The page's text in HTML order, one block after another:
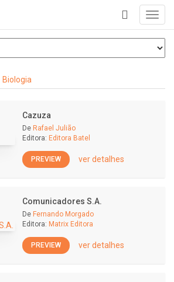
+
Biologia
Cazuza
De Rafael Julião
Editora: Editora Batel
PREVIEW ver detalhes
Comunicadores S.A.
De Fernando Morgado
Editora: Matrix Editora
PREVIEW ver detalhes